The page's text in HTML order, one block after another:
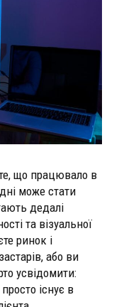
що працювало в
може стати
дедалі
та візуальної
ринок і
або ви
усвідомити:
існує в